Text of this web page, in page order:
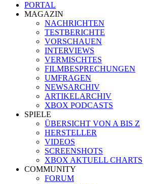
PORTAL
MAGAZIN
NACHRICHTEN
TESTBERICHTE
VORSCHAUEN
INTERVIEWS
VERMISCHTES
FILMBESPRECHUNGEN
UMFRAGEN
NEWSARCHIV
ARTIKELARCHIV
XBOX PODCASTS
SPIELE
ÜBERSICHT VON A BIS Z
HERSTELLER
VIDEOS
SCREENSHOTS
XBOX AKTUELL CHARTS
COMMUNITY
FORUM